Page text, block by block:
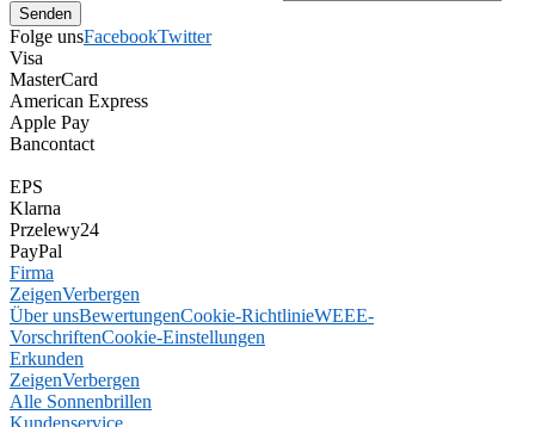
Folge unsFacebookTwitter
Visa
MasterCard
American Express
Apple Pay
Bancontact
EPS
Klarna
Przelewy24
PayPal
Firma
ZeigenVerbergen
Über unsBewertungenCookie-RichtlinieWEEE-
VorschriftenCookie-Einstellungen
Erkunden
ZeigenVerbergen
Alle Sonnenbrillen
Kundenservice